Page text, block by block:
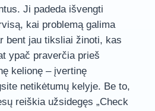
Ji padeda išvengti
kai problemą galima
bent jau tiksliai žinoti, kas
ypač praverčia prieš
kelionę – įvertinę
netikėtumų kelyje. Be to,
reiškia užsidegęs „Check